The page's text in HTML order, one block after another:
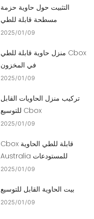
التثبيت حول حاوية حزمة
مسطحة قابلة للطي
2025 01 09
منزل حاوية قابلة للطي Cbox
في المخزون
2025 01 09
تركيب منزل الحاويات القابل
للتوسيع Cbox
2025 01 09
Cbox قابلة للطي الحاوية
Australia للمستودعات
2025 01 09
بيت الحاوية القابل للتوسيع
2025 01 09